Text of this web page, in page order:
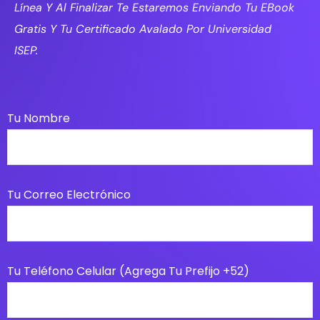
Línea Y Al Finalizar Te Estaremos Enviando Tu EBook
Gratis Y Tu Certificado Avalado Por Universidad
ISEP.
Tu Nombre
Tu Correo Electrónico
Tu Teléfono Celular (agrega Tu Prefijo +52)